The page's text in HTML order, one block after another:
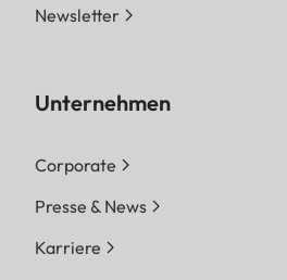
Newsletter
Unternehmen
Corporate
Presse & News
Karriere